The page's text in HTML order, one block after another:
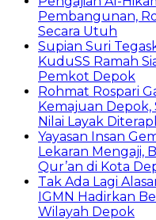
Pembangunan,
Secara Utuh
Supian Suri
KuduSS Ramah
Pemkot Depok
Rohmat Rospari
Kemajuan Depok,
Nilai Layak
Yayasan Insan
Lekaran Mengaji,
Qur’an di Kota
Tak Ada Lagi
IGMN Hadirkan
Wilayah Depok